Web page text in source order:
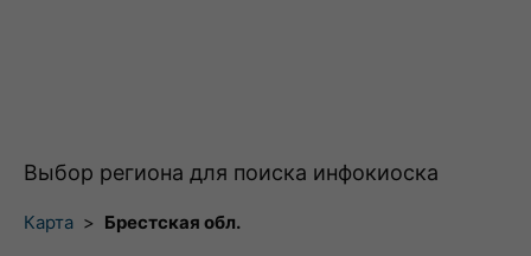
Выбор региона для поиска инфокиоска
Карта > Брестская обл.